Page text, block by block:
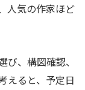
人気の作家ほど
、構図確認、
えると、予定日